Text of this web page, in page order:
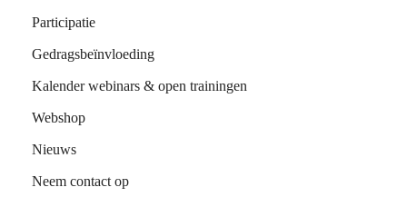
Participatie
Gedragsbeïnvloeding
Kalender webinars & open trainingen
Webshop
Nieuws
Neem contact op